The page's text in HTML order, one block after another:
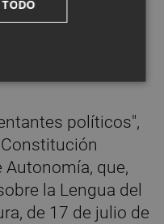
cualificada
estatutaria".
políticos",
Autonomía, que,
la Lengua del
de 17 de julio de